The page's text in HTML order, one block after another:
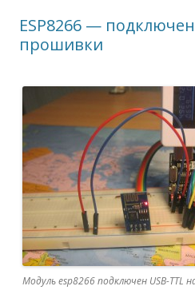
ESP8266 —
прошивки
Модуль esp8266 подключен USB-TTL